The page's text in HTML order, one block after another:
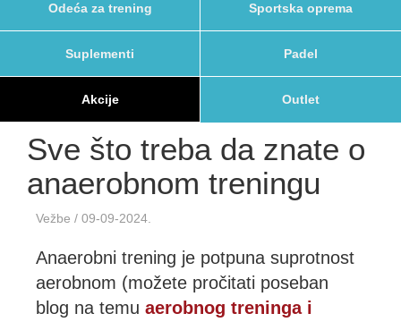
Odeća za trening Sportska oprema
Suplementi Padel
Akcije Outlet
Sve što treba da znate o
anaerobnom treningu
Vežbe / 09-09-2024.
Anaerobni trening je potpuna suprotnost
aerobnom (možete pročitati poseban
blog na temu aerobnog treninga i